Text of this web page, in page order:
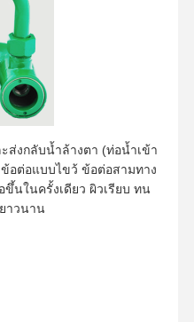
ส่งกลับน้ำล้างตา (ท่อน้ำเข้า
อต่อแบบไขว้ ข้อต่อสามทาง
นในครั้งเดียว ผิวเรียบ ทน
าวนาน